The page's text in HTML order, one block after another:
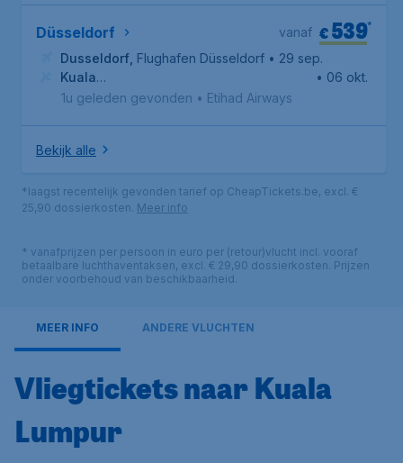
Düsseldorf €539*
vanaf
Dusseldorf Flughafen Düsseldorf • 29 sep.
Kuala
Lumpur, Kuala Lumpur International Airport
• 06 okt.
1u geleden gevonden • Etihad Airways
Bekijk alle
*laagst recentelijk gevonden tarief op CheapTickets.be, excl. €
25,90 dossierkosten. Meer info
* vanafprijzen per persoon in euro per (retour)vlucht incl. vooraf
betaalbare luchthaventaksen, excl. € 29,90 dossierkosten. Prijzen
onder voorbehoud van beschikbaarheid.
MEER INFO ANDERE VLUCHTEN
Vliegtickets naar Kuala
Lumpur